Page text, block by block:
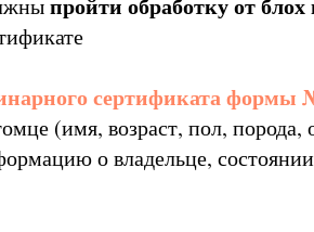
сертификата формы
(имя, возраст, пол, порода,
о владельце,